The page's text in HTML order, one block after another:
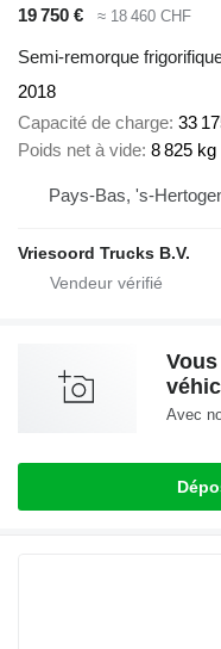
19 750 €
≈ 18 460 CHF
Semi-remorque
2018
Capacité de charge 33
Poids net à vide 8 825 kg
Pays-Bas, 's-
Vriesoord Trucks B.V.
Avec